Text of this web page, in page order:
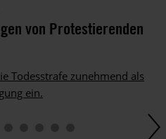
von Protestierenden
Todesstrafe zunehmend als
ein.